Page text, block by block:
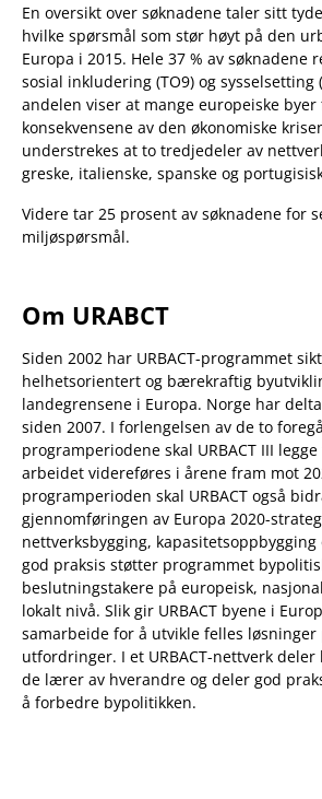
En oversikt over søknadene taler sitt
hvilke spørsmål som stør høyt på den
Europa i 2015. Hele 37 % av søknadene
sosial inkludering (TO9) og sysselsetting
andelen viser at mange europeiske
konsekvensene av den økonomiske
understrekes at to tredjedeler av
greske, italienske, spanske og
Videre tar 25 prosent av søknadene for
miljøspørsmål.
Om URABCT
Siden 2002 har URBACT-programmet
helhetsorientert og bærekraftig
landegrensene i Europa. Norge har
siden 2007. I forlengelsen av de to
programperiodene skal URBACT III
arbeidet videreføres i årene fram mot
programperioden skal URBACT også
gjennomføringen av Europa 2020-
nettverksbygging,
god praksis støtter programmet
beslutningstakere på europeisk,
lokalt nivå. Slik gir URBACT byene i
samarbeide for å utvikle felles løsninger
utfordringer. I et URBACT-nettverk
de lærer av hverandre og deler god
å forbedre bypolitikken.